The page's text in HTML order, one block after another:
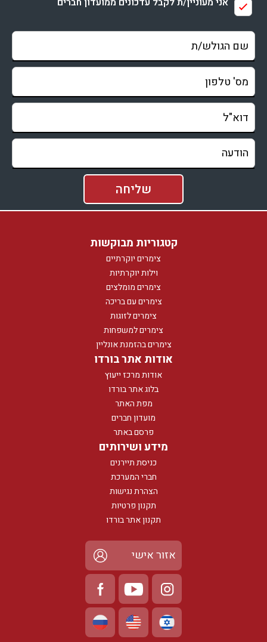
קטגוריות מבוקשות
צימרים יוקרתיים
וילות יוקרתיות
צימרים מומלצים
צימרים עם בריכה
צימרים לזוגות
צימרים למשפחות
צימרים בהזמנת אונליין
אודות אתר בורדו
אודות מרכז ייעוץ
בלוג אתר בורדו
מפת האתר
מועדון חברים
פרסם באתר
מידע ושירותים
כניסת תיירנים
חברי המערכת
הצהרת נגישות
תקנון פרטיות
תקנון אתר בורדו
אזור אישי